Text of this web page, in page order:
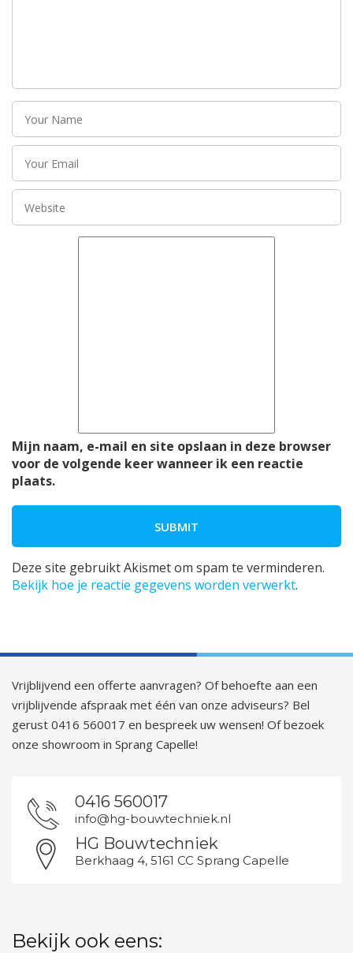
Mijn naam, e-mail en site opslaan in deze browser
voor de volgende keer wanneer ik een reactie
plaats.
Deze site gebruikt Akismet om spam te verminderen.
Bekijk hoe je reactie gegevens worden verwerkt.
Vrijblijvend een offerte aanvragen? Of behoefte aan een
vrijblijvende afspraak met één van onze adviseurs? Bel
gerust 0416 560017 en bespreek uw wensen! Of bezoek
onze showroom in Sprang Capelle!
0416 560017
info@hg-bouwtechniek.nl
HG Bouwtechniek
Berkhaag 4, 5161 CC Sprang Capelle
Bekijk ook eens: